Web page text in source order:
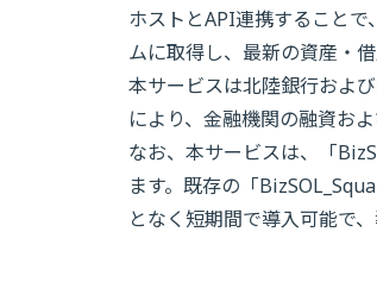
ホストとAPI連携すること
ムに取得し、最新の資産・
本サービスは北陸銀行およ
により、金融機関の融資お
なお、本サービスは、「
ます。既存の「
となく短期間で導入可能で